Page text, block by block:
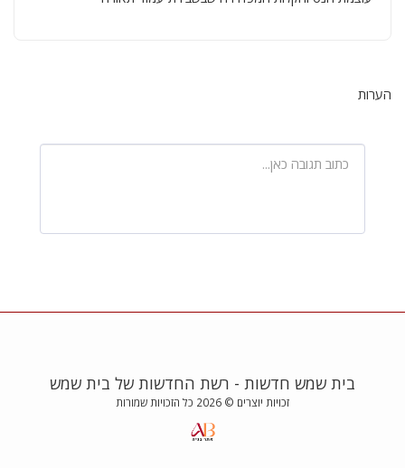
הערות
בית שמש חדשות - רשת החדשות של בית שמש
זכויות יוצרים © 2026 כל הזכויות שמורות